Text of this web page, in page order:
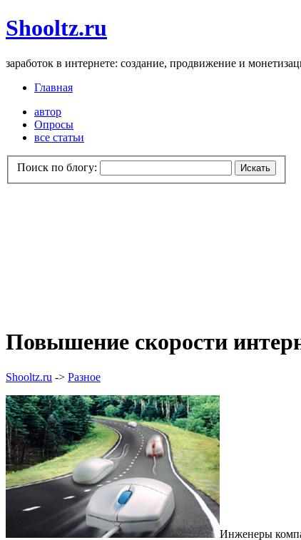
Shooltz.ru
заработок в интернете: создание, продвижение и
Главная
автор
Опросы
все статьи
Поиск по блогу:
Повышение скорости
Shooltz.ru -> Разное
Инженеры